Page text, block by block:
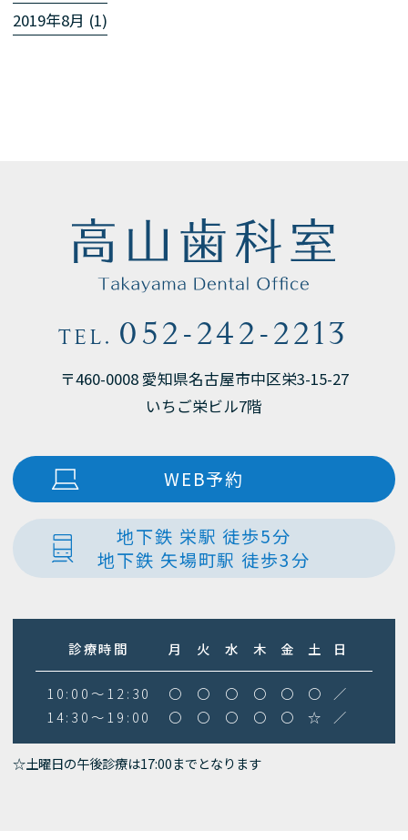
2019年8月 (1)
TEL. 052-242-2213
〒460-0008 愛知県名古屋市中区栄3-15-27
いちご栄ビル7階
WEB予約
地下鉄 栄駅 徒歩5分
地下鉄 矢場町駅 徒歩3分
診療時間 月 火 水 木 金 土 日
10:00～12:30 〇 〇 〇 〇 〇 〇
／
14:30～19:00
〇 〇 〇 〇 〇 ☆ ／
☆土曜日の午後診療は17:00までとなります